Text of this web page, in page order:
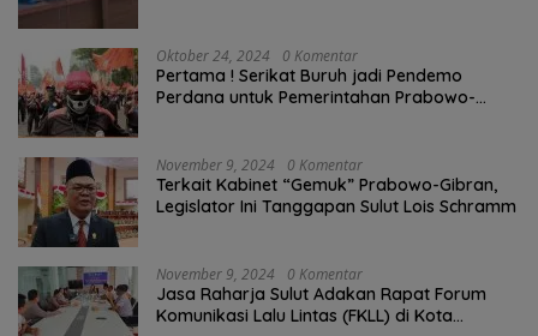
Oktober 24, 2024 0 Komentar
Pertama ! Serikat Buruh jadi Pendemo
Perdana untuk Pemerintahan Prabowo-
November 9, 2024 0 Komentar
Terkait Kabinet “Gemuk” Prabowo-Gibran,
Legislator Ini Tanggapan Sulut Lois Schramm
November 9, 2024 0 Komentar
Jasa Raharja Sulut Adakan Rapat Forum
Komunikasi Lalu Lintas (FKLL) di Kota